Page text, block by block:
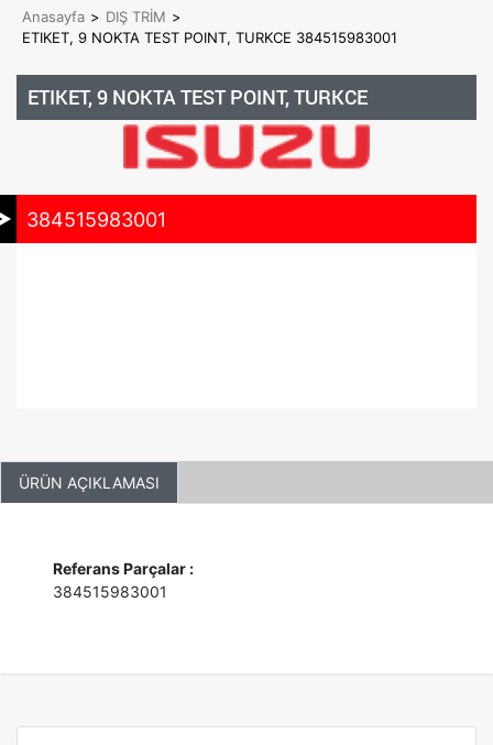
Anasayfa > DIŞ TRİM >
ETIKET, 9 NOKTA TEST POINT, TURKCE 384515983001
ETIKET, 9 NOKTA TEST POINT, TURKCE
384515983001
ÜRÜN AÇIKLAMASI
Referans Parçalar :
384515983001